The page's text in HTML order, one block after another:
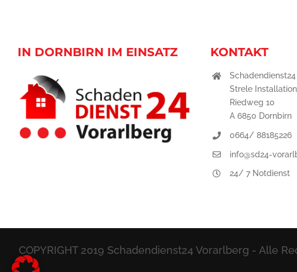
IN DORNBIRN IM EINSATZ KONTAKT
Strele
Riedweg 10
A 6850 Dornbirn
0664/ 88185226
info@sd24-
24/ 7 Notdienst
COPYRIGHT 2019 Schadendienst24 Vorarlberg - Alle